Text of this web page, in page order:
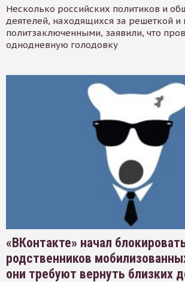
Несколько российских политиков и
деятелей, находящихся за решеткой
политзаключенными, заявили, что
однодневную голодовку
«ВКонтакте» начал
родственников
они требуют вернуть близких